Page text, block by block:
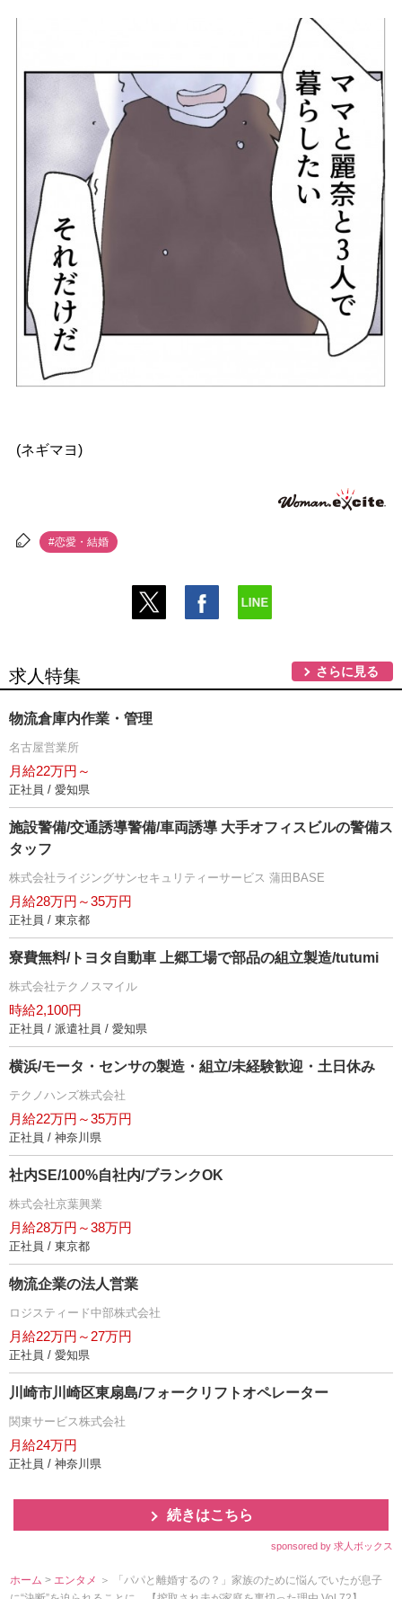
(ネギマヨ)
#恋愛・結婚
求人特集 さらに見る
物流倉庫内作業・管理
名古屋営業所
月給22万円～
正社員 / 愛知県
施設警備/交通誘導警備/車両誘導 大手オフィスビルの警備ス
タッフ
株式会社ライジングサンセキュリティーサービス 蒲田BASE
月給28万円～35万円
正社員 / 東京都
寮費無料/トヨタ自動車 上郷工場で部品の組立製造/tutumi
株式会社テクノスマイル
時給2,100円
正社員 / 派遣社員 / 愛知県
横浜/モータ・センサの製造・組立/未経験歓迎・土日休み
テクノハンズ株式会社
月給22万円～35万円
正社員 / 神奈川県
社内SE/100%自社内/ブランクOK
株式会社京葉興業
月給28万円～38万円
正社員 / 東京都
物流企業の法人営業
ロジスティード中部株式会社
月給22万円～27万円
正社員 / 愛知県
川崎市川崎区東扇島/フォークリフトオペレーター
関東サービス株式会社
月給24万円
正社員 / 神奈川県
続きはこちら
sponsored by 求人ボックス
ホーム > エンタメ ＞ 「パパと離婚するの？」家族のために悩んでいたが息子